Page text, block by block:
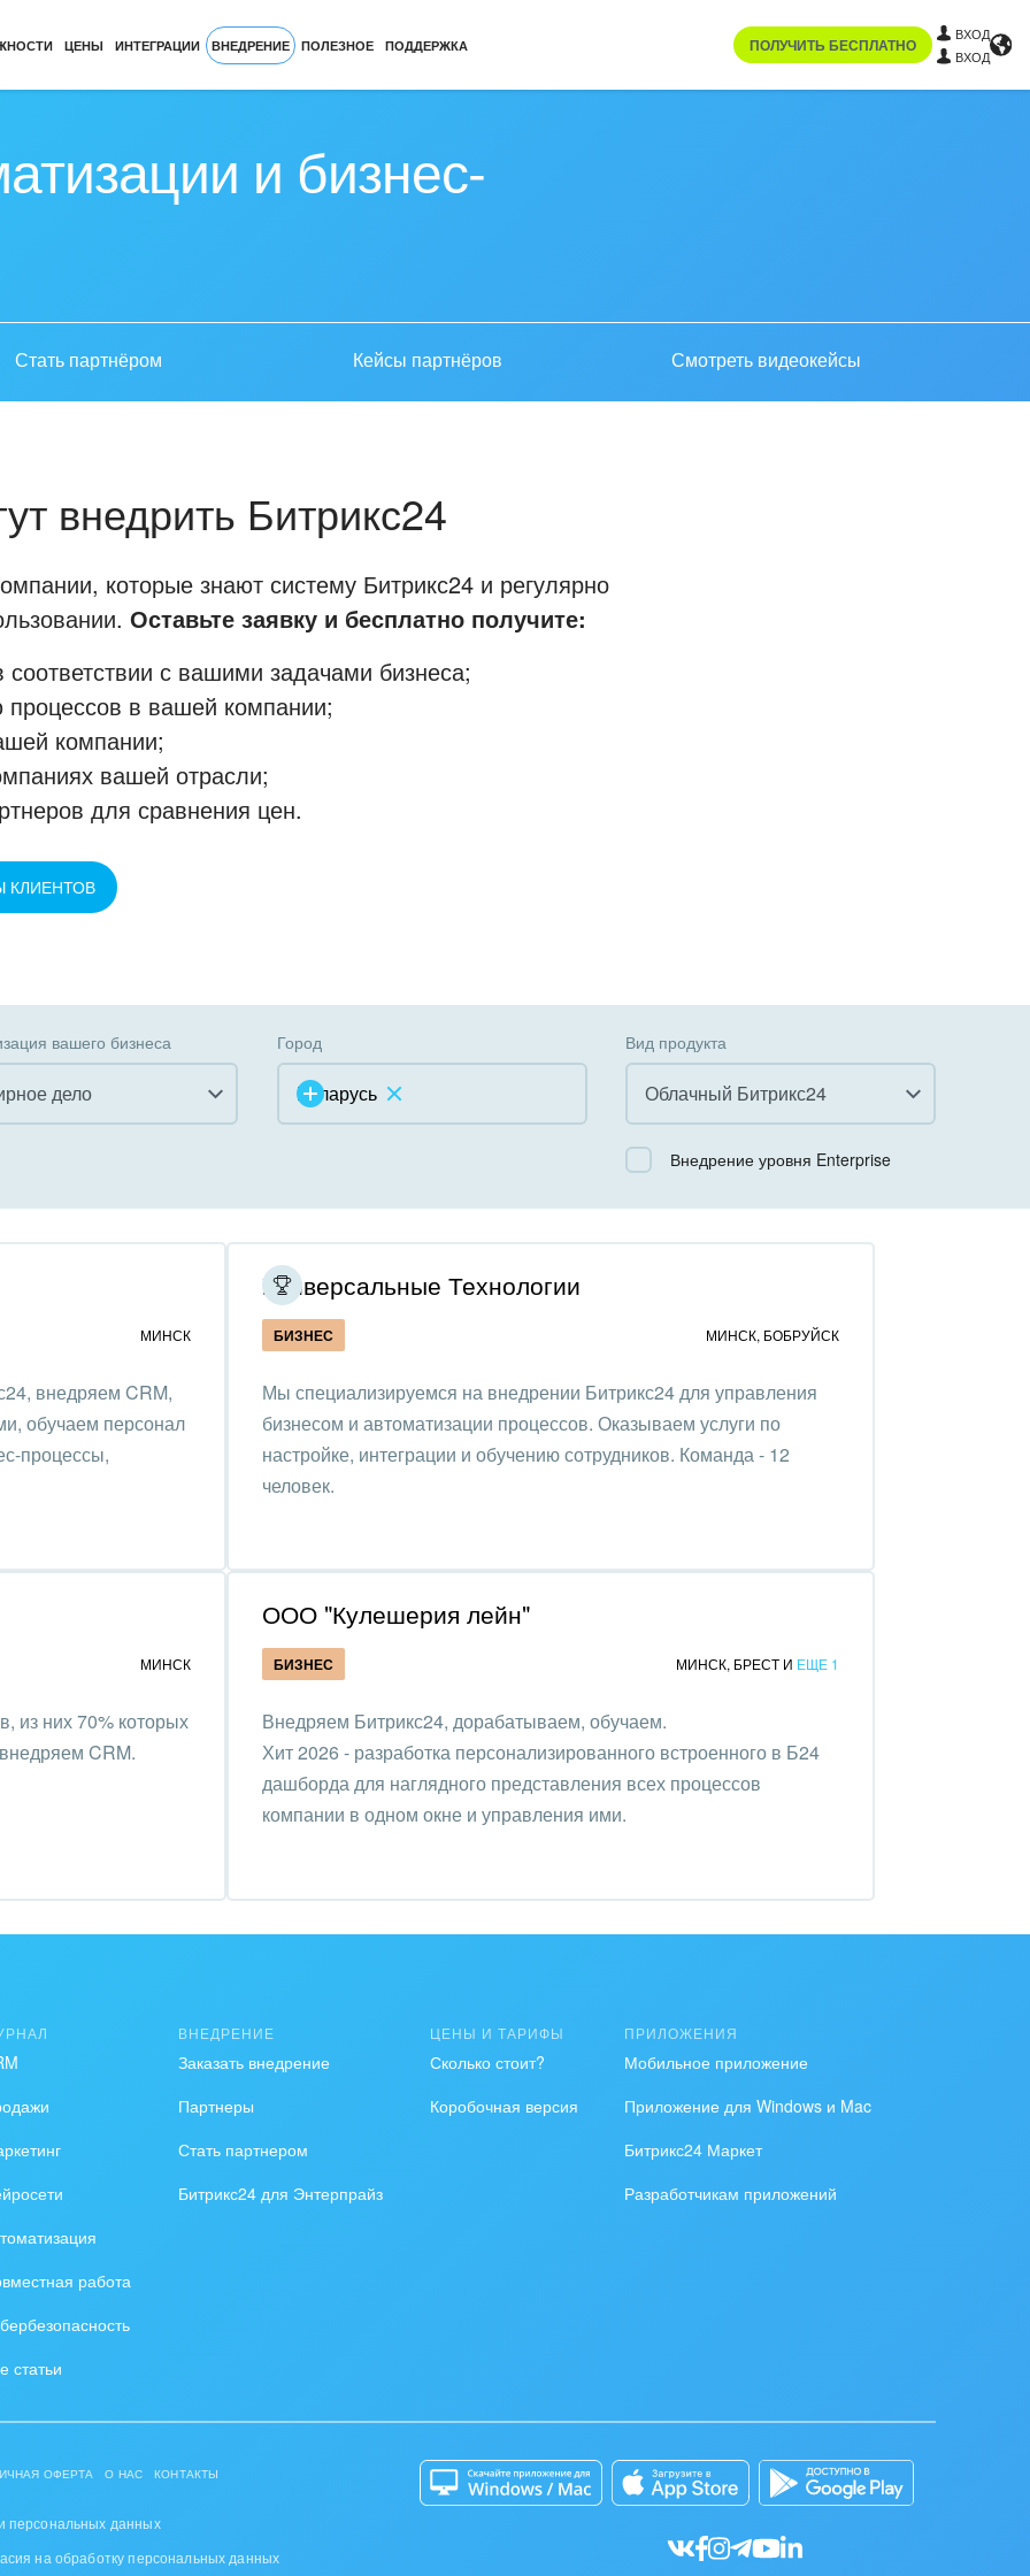
ЦЕНЫ ИНТЕГРАЦИИ ВНЕДРЕНИЕ ПОЛЕЗНОЕ ПОДДЕРЖКА ПОЛУЧИТЬ БЕСПЛАТНО
ВХОД
ВХОД
и бизнес-
Стать партнёром Кейсы партнёров Смотреть видеокейсы
внедрить Битрикс24
которые знают систему Битрикс24 и регулярно
Оставьте заявку и бесплатно получите:
с вашими задачами бизнеса;
в вашей компании;
компании;
вашей отрасли;
для сравнения цен.
КЛИЕНТОВ
вашего бизнеса
дело
услуги, ЖКХ
пищевая
памятников и
комплексов
бизнес
Город
Беларусь
Вид продукта
Облачный Битрикс24
Все
Коробочная версия
Внедрение уровня Enterprise
МИНСК
внедряем CRM,
обучаем персонал
процессы,
Универсальные Технологии
БИЗНЕС МИНСК, БОБРУЙСК
Мы специализируемся на внедрении Битрикс24 для управления
бизнесом и автоматизации процессов. Оказываем услуги по
настройке, интеграции и обучению сотрудников. Команда - 12
человек.
МИНСК
из них 70% которых
CRM.
ООО "Кулешерия лейн"
БИЗНЕС МИНСК, БРЕСТ И ЕЩЕ 1
Внедряем Битрикс24, дорабатываем, обучаем.
Хит 2026 - разработка персонализированного встроенного в Б24
дашборда для наглядного представления всех процессов
компании в одном окне и управления ими.
работа
статьи
ВНЕДРЕНИЕ
Заказать внедрение
Партнеры
Стать партнером
Битрикс24 для Энтерпрайз
ЦЕНЫ И ТАРИФЫ
Сколько стоит?
Коробочная версия
ПРИЛОЖЕНИЯ
Мобильное приложение
Приложение для Windows и Mac
Битрикс24 Маркет
Разработчикам приложений
ОФЕРТА О НАС КОНТАКТЫ
персональных данных
на обработку персональных данных